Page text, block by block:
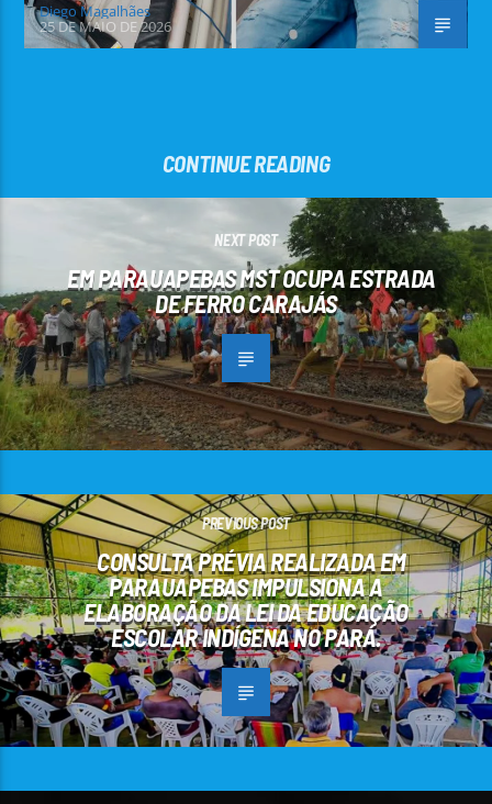
Diego Magalhães
25 DE MAIO DE 2026
CONTINUE READING
NEXT POST
EM PARAUAPEBAS MST OCUPA ESTRADA
DE FERRO CARAJÁS
PREVIOUS POST
CONSULTA PRÉVIA REALIZADA EM
PARAUAPEBAS IMPULSIONA A
ELABORAÇÃO DA LEI DA EDUCAÇÃO
ESCOLAR INDÍGENA NO PARÁ.